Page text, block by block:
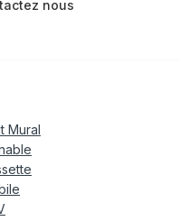
nous
Mural